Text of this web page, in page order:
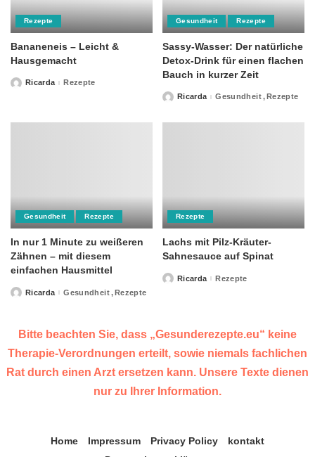
Rezepte
Bananeneis – Leicht &
Hausgemacht
PostedRicarda Rezepte
Gesundheit Rezepte
Sassy-Wasser: Der natürliche
Detox-Drink für einen flachen
Bauch in kurzer Zeit
PostedRicarda Gesundheit Rezepte
Gesundheit Rezepte
In nur 1 Minute zu weißeren
Zähnen – mit diesem
einfachen Hausmittel
PostedRicarda Gesundheit Rezepte
Rezepte
Lachs mit Pilz-Kräuter-
Sahnesauce auf Spinat
PostedRicarda Rezepte
Bitte beachten Sie, dass „Gesunderezepte.eu“ keine
Therapie-Verordnungen erteilt, sowie niemals fachlichen
Rat durch einen Arzt ersetzen kann. Unsere Texte dienen
nur zu Ihrer Information.
Home Impressum Privacy Policy
kontakt